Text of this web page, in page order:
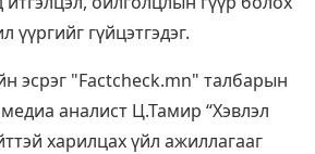
үүргийг гүйцэтгэдэг.
эсрэг "Factcheck.mn" талбарын
медиа аналист Ц.Тамир “Хэвлэл
харилцах үйл ажиллагааг